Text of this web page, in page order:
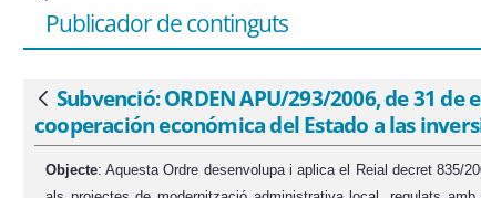
Publicador de continguts
Vés enrere
Subvenció: ORDEN APU/293/2006, de 31
cooperación económica del Estado a las
Objecte: Aquesta Ordre desenvolupa i aplica el Reial decret 835/